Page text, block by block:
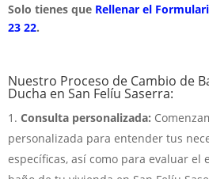
Solo tienes que Rellenar el
23 22.
Nuestro Proceso de Cambio de
Ducha en San Felíu Saserra:
Consulta personalizada:
personalizada para entender tus
específicas, así como para evaluar el